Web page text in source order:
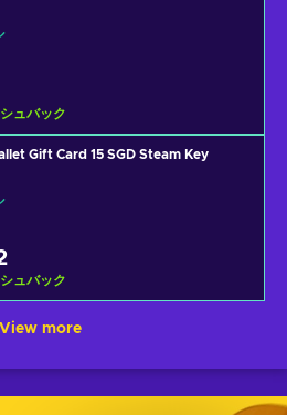
ュバック
Gift Card 15 SGD Steam Key
ュバック
View more